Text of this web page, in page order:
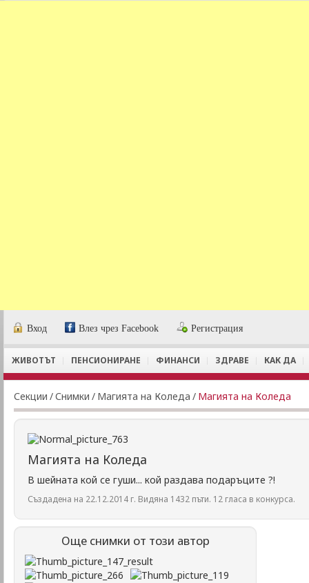
Вход Влез чрез Facebook Регистрация
ЖИВОТЪТ ПЕНСИОНИРАНЕ ФИНАНСИ ЗДРАВЕ КАК ДА
Секции /Снимки / Магията на Коледа / Магията на Коледа
Магията на Коледа
В шейната кой се гуши... кой раздава подаръците ?!
Създадена на 22.12.2014 г. Видяна 1432 пъти. 12 гласа в конкурса.
Още снимки от този автор